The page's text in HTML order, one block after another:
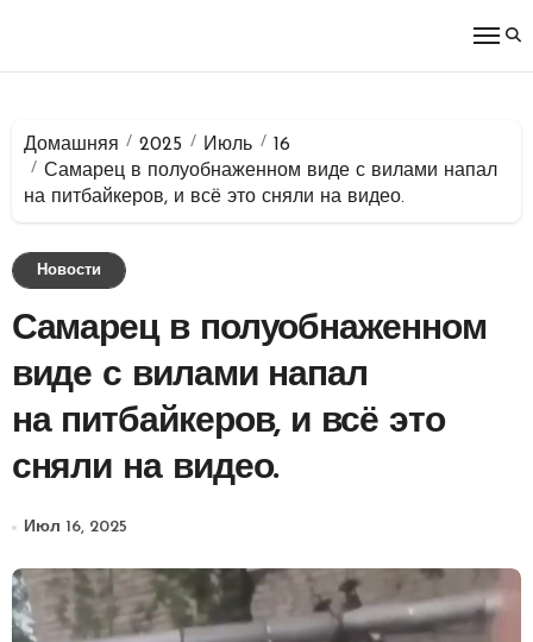
Домашняя 2025 Июль
16
Самарец в полуобнаженном виде с вилами напал
на питбайкеров, и всё это сняли на видео.
Новости
Самарец в полуобнаженном
виде с вилами напал
на питбайкеров, и всё это
сняли на видео.
Июл 16, 2025